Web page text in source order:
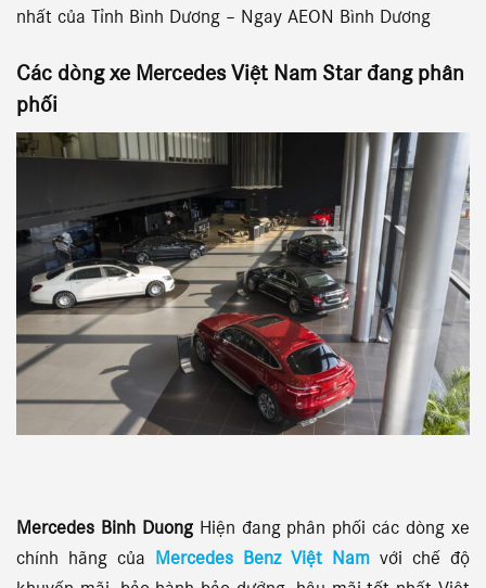
nhất của Tỉnh Bình Dương – Ngay AEON Bình Dương
Các dòng xe Mercedes Việt Nam Star đang phân
phối
Mercedes Binh DuongHiện đang phân phối các dòng xe
chính hãng của Mercedes Benz Việt Nam với chế độ